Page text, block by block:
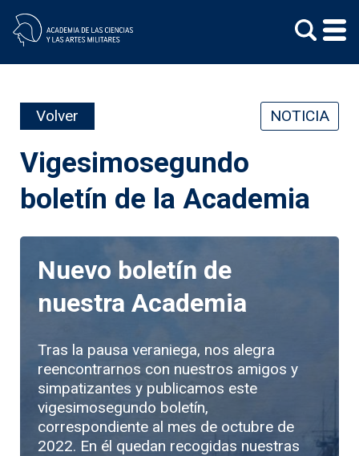
content
Volver NOTICIA
Vigesimosegundo
boletín de la Academia
Nuevo boletín de
nuestra Academia
Tras la pausa veraniega, nos alegra
reencontrarnos con nuestros amigos y
simpatizantes y publicamos este
vigesimosegundo boletín,
correspondiente al mes de octubre de
2022. En él quedan recogidas nuestras